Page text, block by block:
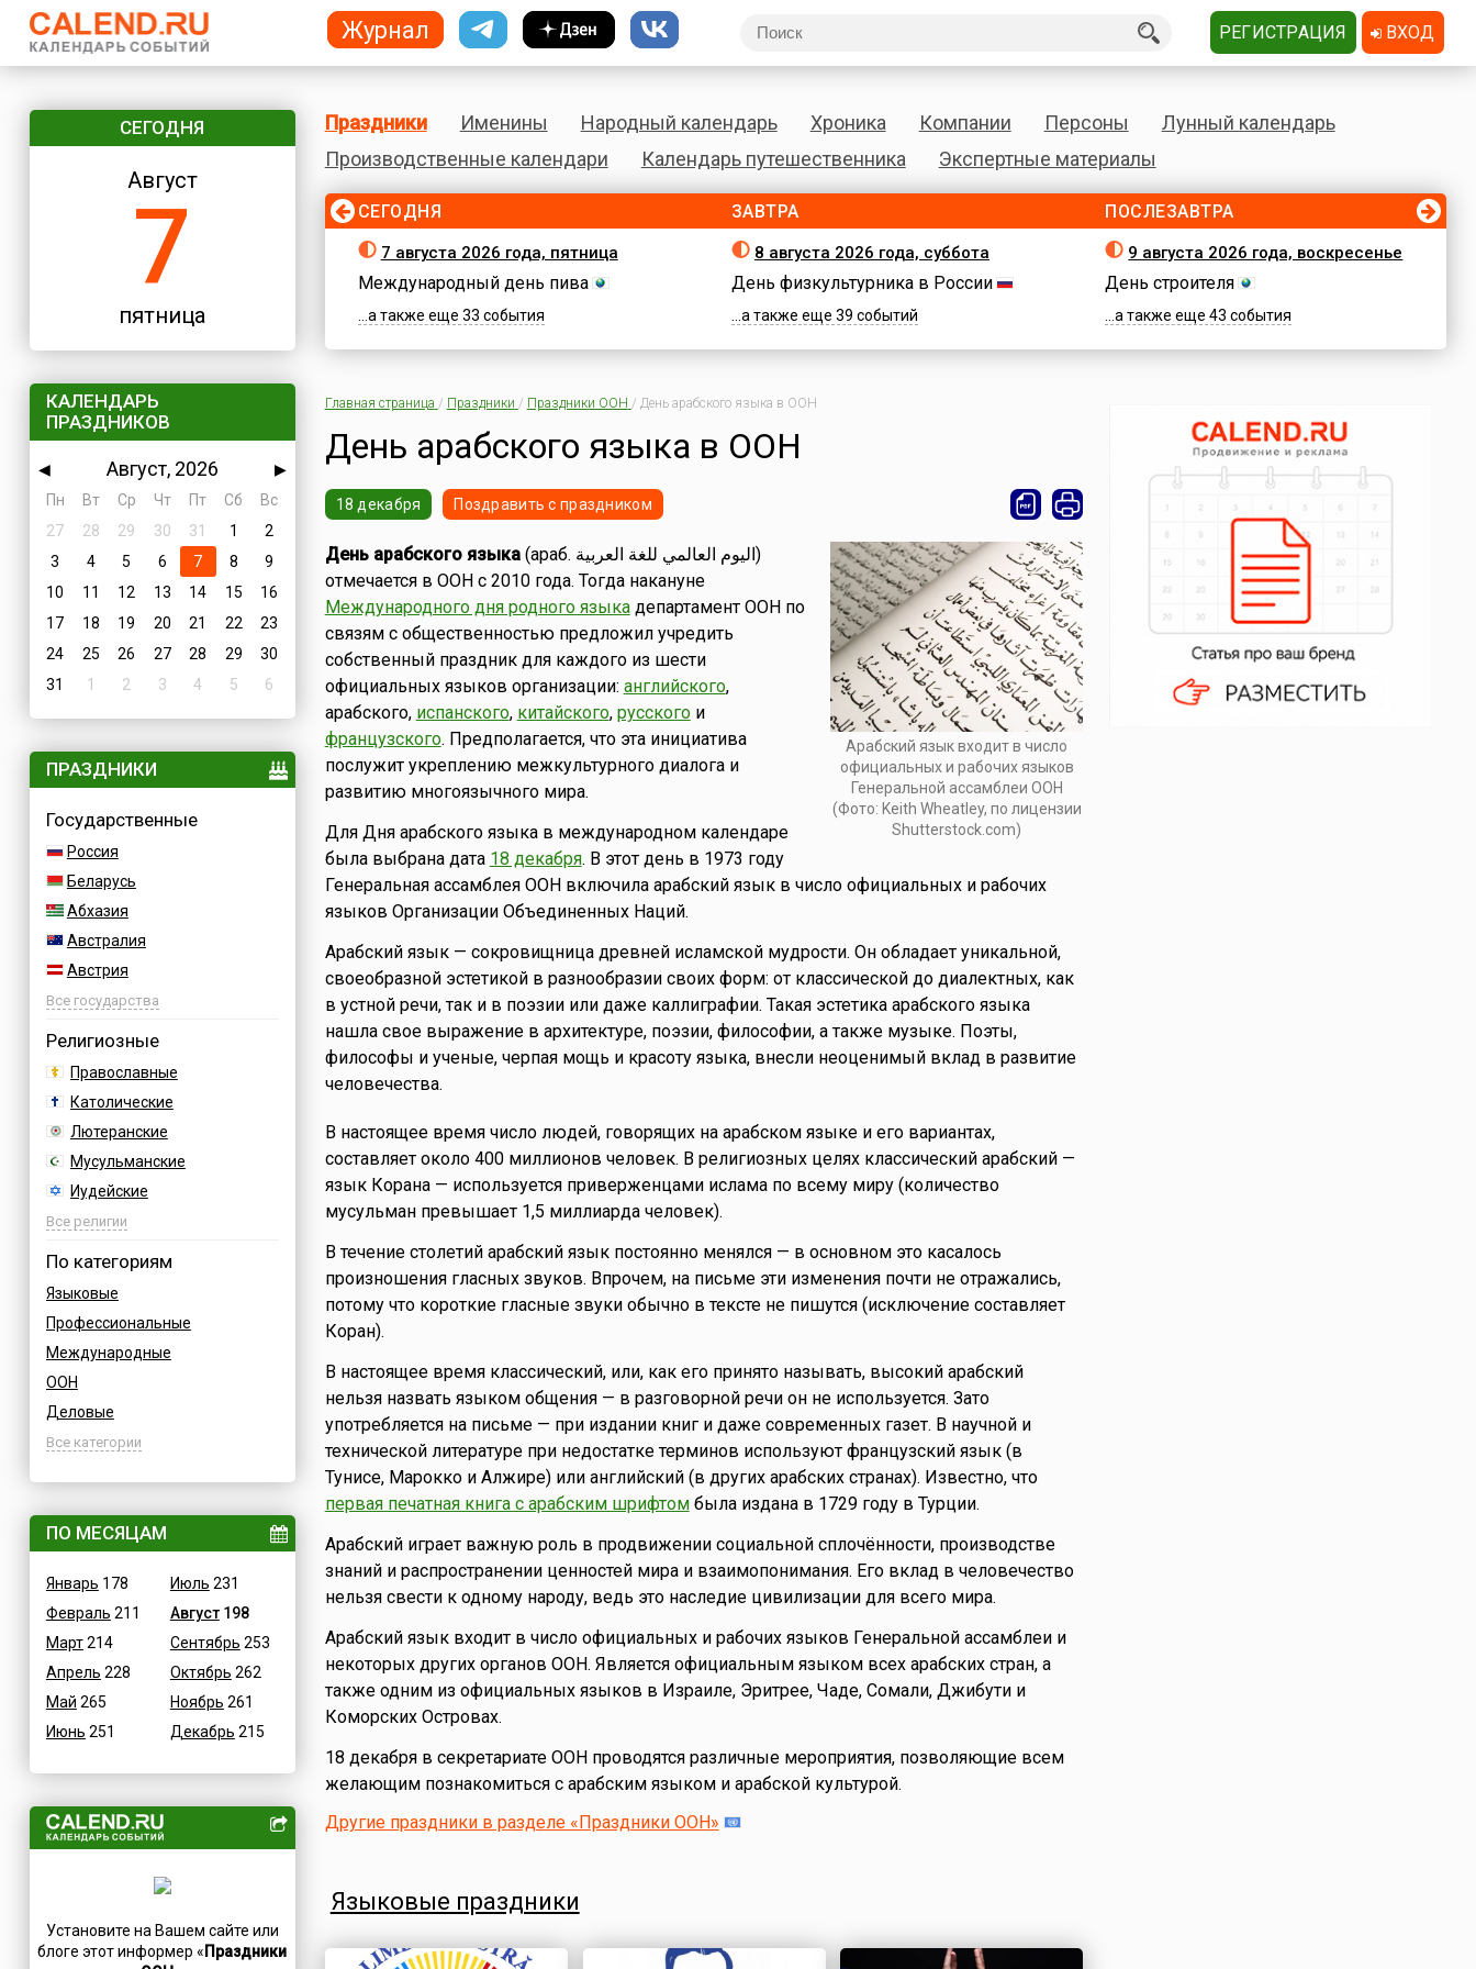
СЕГОДНЯ
Август
7
пятница
КАЛЕНДАРЬ
ПРАЗДНИКОВ
◀ Август, 2026
▶
Пн
Вт Ср Чт Пт Сб
Вс
27
28 29 30 31 1
2
3
4 5 6 7 8
9
10
11 12 13 14 15
16
17
18 19 20 21 22
23
24
25 26 27 28 29
30
31
1 2 3 4 5 6
ПРАЗДНИКИ
Государственные
Россия
Беларусь
Абхазия
Австралия
Австрия
Азербайджан
Босния
Бразилия
Великобритания
Венгрия
Вьетнам
Германия
Греция
Египет
Израиль
Индия
Иордания
Ирак
Иран
Ирландия
Исландия
Италия
Канада
Все государства
Религиозные
Православные
Католические
Лютеранские
Мусульманские
Иудейские
Буддийские
Все религии
По категориям
Языковые
Профессиональные
Международные
ООН
Деловые
Дни воинской славы России
ВОВ
Гастрономические
Детские
В честь икон
Дни памяти святых
Конституционные
Культурные
Научно-технические
Медицинские
Все категории
ПО МЕСЯЦАМ
Январь 178
Февраль 211
Март214
Апрель 228
Май 265
Июнь 251
Июль 231
Август198
Сентябрь 253
Октябрь 262
Ноябрь 261
Декабрь 215
Установите на Вашем сайте или
блоге этот информер « Праздники
Праздники Именины Народный календарь Хроника Компании Персоны
Лунный календарь
Производственные календари
Календарь путешественника Экспертные материалы
СЕГОДНЯ
7 августа 2026 года, пятница
Международный день пива
...а также еще 33 события
ЗАВТРА
8 августа 2026 года, суббота
День физкультурника в России
...а также еще 39 событий
ПОСЛЕЗАВТРА
9 августа 2026 года, воскресенье
День строителя
...а также еще 43 события
Главная страница / Праздники / Праздники ООН / День арабского языка в ООН
День арабского языка в ООН
18 декабря Поздравить с праздником
Арабский язык входит в число
официальных и рабочих языков
Генеральной ассамблеи ООН
(Фото: Keith Wheatley, по лицензии
Shutterstock.com)
День арабского языка(араб. اليوم العالمي للغة العربية‎)
отмечается в ООН с 2010 года. Тогда накануне
Международного дня родного языкадепартамент ООН по
связям с общественностью предложил учредить
собственный праздник для каждого из шести
официальных языков организации: английского,
арабского, испанского, китайского, русскогои
французского. Предполагается, что эта инициатива
послужит укреплению межкультурного диалога и
развитию многоязычного мира.
Для Дня арабского языка в международном календаре
была выбрана дата 18 декабря. В этот день в 1973 году
Генеральная ассамблея ООН включила арабский язык в число официальных и рабочих
языков Организации Объединенных Наций.
Арабский язык — сокровищница древней исламской мудрости. Он обладает уникальной,
своеобразной эстетикой в разнообразии своих форм: от классической до диалектных, как
в устной речи, так и в поэзии или даже каллиграфии. Такая эстетика арабского языка
нашла свое выражение в архитектуре, поэзии, философии, а также музыке. Поэты,
философы и ученые, черпая мощь и красоту языка, внесли неоценимый вклад в развитие
человечества.
В настоящее время число людей, говорящих на арабском языке и его вариантах,
составляет около 400 миллионов человек. В религиозных целях классический арабский —
язык Корана — используется приверженцами ислама по всему миру (количество
мусульман превышает 1,5 миллиарда человек).
В течение столетий арабский язык постоянно менялся — в основном это касалось
произношения гласных звуков. Впрочем, на письме эти изменения почти не отражались,
потому что короткие гласные звуки обычно в тексте не пишутся (исключение составляет
Коран).
В настоящее время классический, или, как его принято называть, высокий арабский
нельзя назвать языком общения — в разговорной речи он не используется. Зато
употребляется на письме — при издании книг и даже современных газет. В научной и
технической литературе при недостатке терминов используют французский язык (в
Тунисе, Марокко и Алжире) или английский (в других арабских странах). Известно, что
первая печатная книга с арабским шрифтомбыла издана в 1729 году в Турции.
Арабский играет важную роль в продвижении социальной сплочённости, производстве
знаний и распространении ценностей мира и взаимопонимания. Его вклад в человечество
нельзя свести к одному народу, ведь это наследие цивилизации для всего мира.
Арабский язык входит в число официальных и рабочих языков Генеральной ассамблеи и
некоторых других органов ООН. Является официальным языком всех арабских стран, а
также одним из официальных языков в Израиле, Эритрее, Чаде, Сомали, Джибути и
Коморских Островах.
18 декабря в секретариате ООН проводятся различные мероприятия, позволяющие всем
желающим познакомиться с арабским языком и арабской культурой.
Другие праздники в разделе «Праздники ООН»
Языковые праздники
Журнал РЕГИСТРАЦИЯ ВХОД